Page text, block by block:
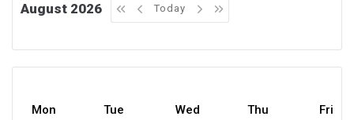
August 2026 Today
Mon Tue Wed Thu Fri